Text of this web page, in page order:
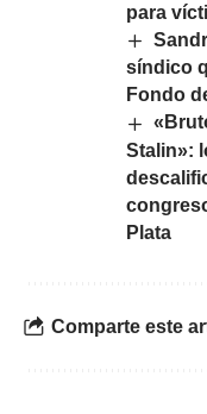
para
síndico
Fondo
Stalin»:
Plata
Comparte este